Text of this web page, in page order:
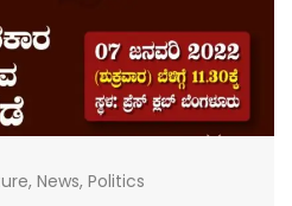
, News, Politics